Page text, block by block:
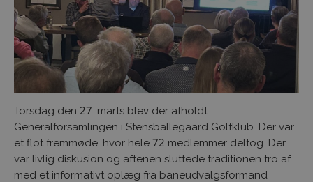
Torsdag den 27. marts blev der afholdt
Generalforsamlingen i Stensballegaard Golfklub. Der var
et flot fremmøde, hvor hele 72 medlemmer deltog. Der
var livlig diskusion og aftenen sluttede traditionen tro af
med et informativt oplæg fra baneudvalgsformand